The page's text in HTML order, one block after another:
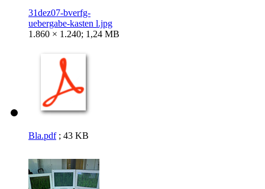
31dez07-bverfg-
uebergabe-kasten l.jpg
1.860 × 1.240; 1,24 MB
Bla.pdf; 43 KB